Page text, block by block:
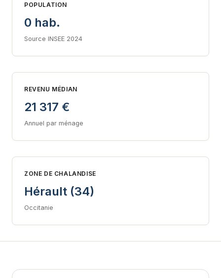
POPULATION
0 hab.
Source INSEE 2024
REVENU MÉDIAN
21 317 €
Annuel par ménage
ZONE DE CHALANDISE
Hérault (34)
Occitanie